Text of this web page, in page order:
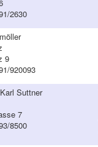
2630
9
920093
Suttner
7
8500